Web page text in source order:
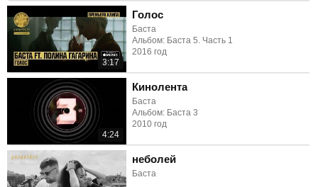
3:17
Голос
Баста
Альбом: Баста 5. Часть 1
2016 год
4:24
Кинолента
Баста
Альбом: Баста 3
2010 год
неболей
Баста